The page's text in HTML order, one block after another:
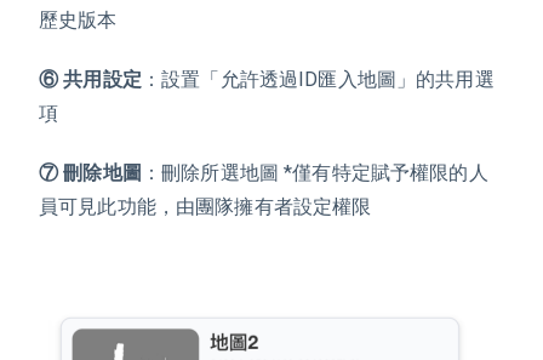
歷史版本
⑥ 共用設定 ：設置「允許透過ID匯入地圖」的共用選
項
⑦ 刪除地圖 ：刪除所選地圖 *僅有特定賦予權限的人
員可見此功能，由團隊擁有者設定權限